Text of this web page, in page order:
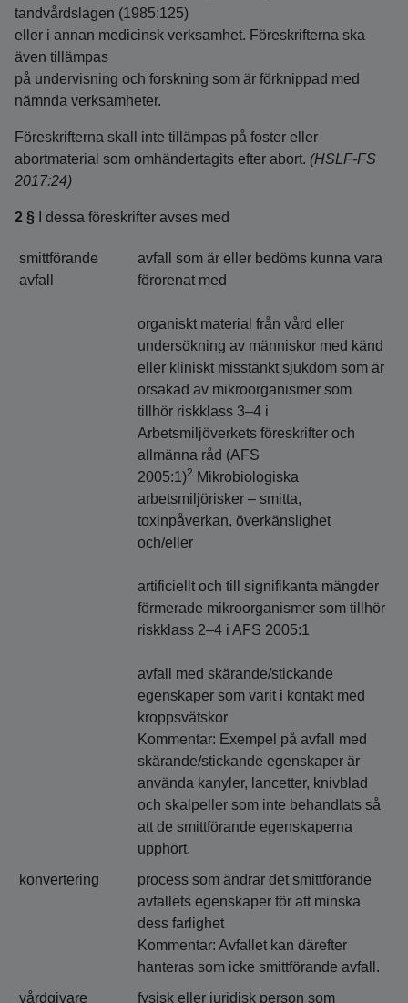
tandvårdslagen (1985:125)
eller i annan medicinsk verksamhet. Föreskrifterna ska
även tillämpas
på undervisning och forskning som är förknippad med
nämnda verksamheter.
Föreskrifterna skall inte tillämpas på foster eller
abortmaterial som omhändertagits efter abort. (HSLF-FS
2017:24)
2 § I dessa föreskrifter avses med
smittförande
avfall
avfall som är eller bedöms kunna vara
förorenat med
organiskt material från vård eller
undersökning av människor med känd
eller kliniskt misstänkt sjukdom som är
orsakad av mikroorganismer som
tillhör riskklass 3–4 i
Arbetsmiljöverkets föreskrifter och
allmänna råd (AFS
2005:1)2 Mikrobiologiska
arbetsmiljörisker – smitta,
toxinpåverkan, överkänslighet
och/eller
artificiellt och till signifikanta mängder
förmerade mikroorganismer som tillhör
riskklass 2–4 i AFS 2005:1
avfall med skärande/stickande
egenskaper som varit i kontakt med
kroppsvätskor
Kommentar: Exempel på avfall med
skärande/stickande egenskaper är
använda kanyler, lancetter, knivblad
och skalpeller som inte behandlats så
att de smittförande egenskaperna
upphört.
konvertering
process som ändrar det smittförande
avfallets egenskaper för att minska
dess farlighet
Kommentar: Avfallet kan därefter
hanteras som icke smittförande avfall.
vårdgivare
fysisk eller juridisk person som